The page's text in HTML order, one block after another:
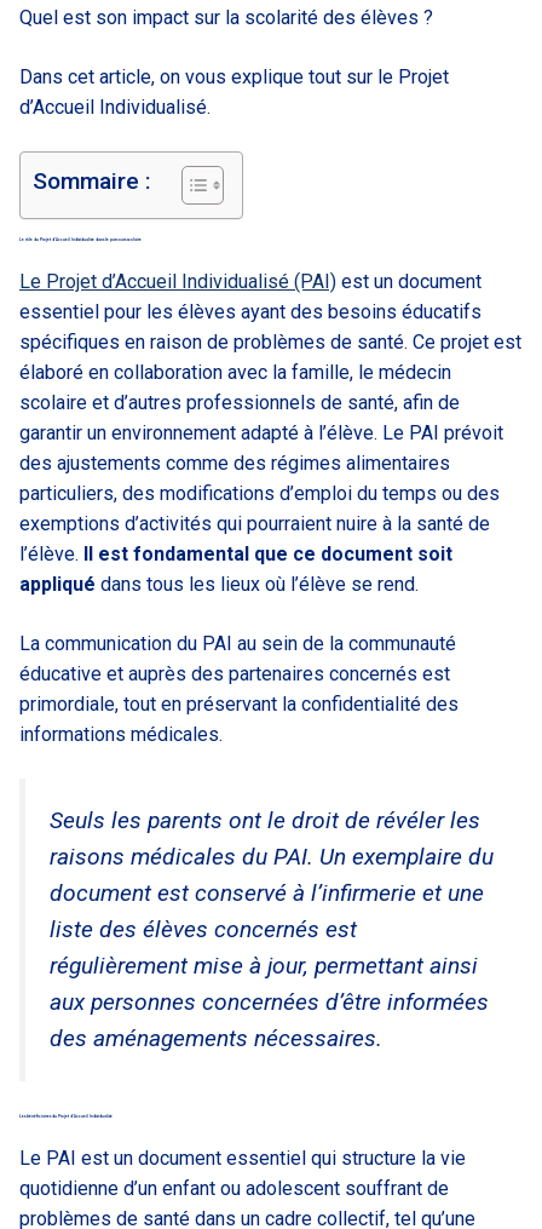
Quel est son impact sur la scolarité des élèves ?
Dans cet article, on vous explique tout sur le Projet
d’Accueil Individualisé.
Sommaire :
Le rôle du Projet d’Accueil Individualisé dans le parcours scolaire
Le Projet d’Accueil Individualisé (PAI) est un document
essentiel pour les élèves ayant des besoins éducatifs
spécifiques en raison de problèmes de santé. Ce projet est
élaboré en collaboration avec la famille, le médecin
scolaire et d’autres professionnels de santé, afin de
garantir un environnement adapté à l’élève. Le PAI prévoit
des ajustements comme des régimes alimentaires
particuliers, des modifications d’emploi du temps ou des
exemptions d’activités qui pourraient nuire à la santé de
l’élève. Il est fondamental que ce document soit
appliqué dans tous les lieux où l’élève se rend.
La communication du PAI au sein de la communauté
éducative et auprès des partenaires concernés est
primordiale, tout en préservant la confidentialité des
informations médicales.
Seuls les parents ont le droit de révéler les
raisons médicales du PAI. Un exemplaire du
document est conservé à l’infirmerie et une
liste des élèves concernés est
régulièrement mise à jour, permettant ainsi
aux personnes concernées d’être informées
des aménagements nécessaires.
Les bénéficiaires du Projet d’Accueil Individualisé
Le PAI est un document essentiel qui structure la vie
quotidienne d’un enfant ou adolescent souffrant de
problèmes de santé dans un cadre collectif, tel qu’une